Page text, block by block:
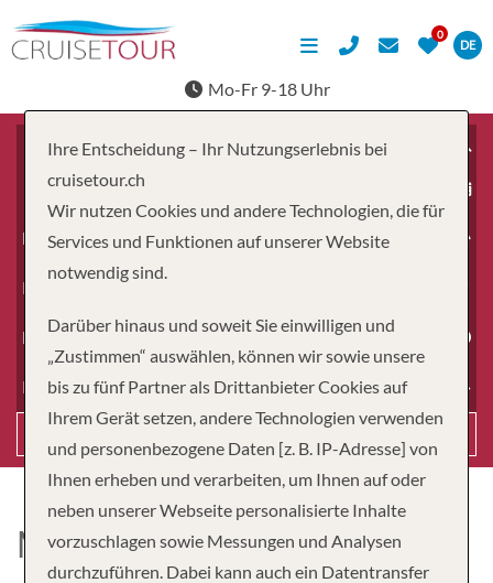
DE
Mo-Fr 9-18 Uhr
Erwachsene
Kinder
Dauer
Reiseart
MS BLISNJAK
Ihre Entscheidung – Ihr Nutzungserlebnis bei
cruisetour.ch
Wir nutzen Cookies und andere Technologien, die für
Services und Funktionen auf unserer Website
notwendig sind.
Darüber hinaus und soweit Sie einwilligen und
„Zustimmen“ auswählen, können wir sowie unsere
bis zu fünf Partner als Drittanbieter Cookies auf
Ihrem Gerät setzen, andere Technologien verwenden
und personenbezogene Daten [z. B. IP-Adresse] von
Ihnen erheben und verarbeiten, um Ihnen auf oder
neben unserer Webseite personalisierte Inhalte
vorzuschlagen sowie Messungen und Analysen
durchzuführen. Dabei kann auch ein Datentransfer